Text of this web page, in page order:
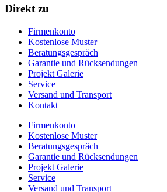
Direkt zu
Firmenkonto
Kostenlose Muster
Beratungsgespräch
Garantie und Rücksendungen
Projekt Galerie
Service
Versand und Transport
Kontakt
Firmenkonto
Kostenlose Muster
Beratungsgespräch
Garantie und Rücksendungen
Projekt Galerie
Service
Versand und Transport